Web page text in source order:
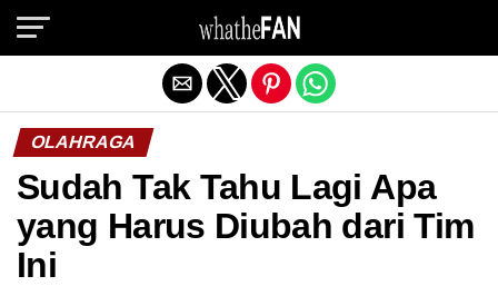
OLAHRAGA
Sudah Tak Tahu Lagi Apa
yang Harus Diubah dari Tim
Ini
Exit mobile version